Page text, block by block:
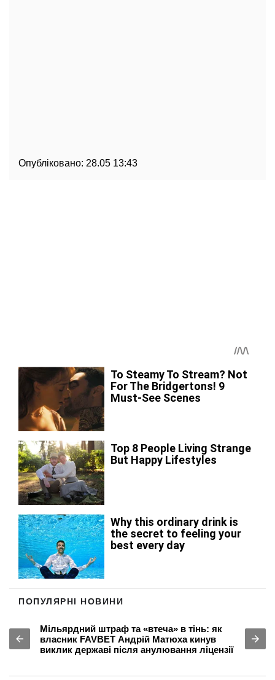
Опубліковано: 28.05 13:43
ПОПУЛЯРНІ НОВИНИ
Мільярдний штраф та «втеча» в тінь: як
власник FAVBET Андрій Матюха кинув
виклик державі після анулювання ліцензії